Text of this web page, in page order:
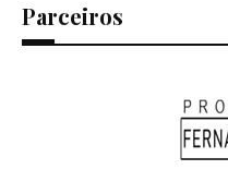
Parceiros